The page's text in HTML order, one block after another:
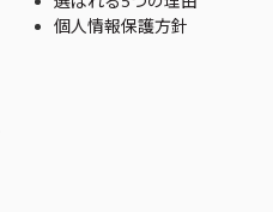
個人情報保護方針